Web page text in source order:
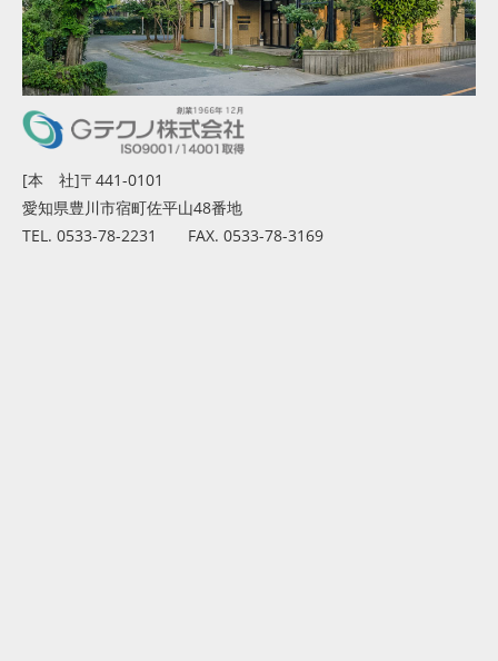
[本 社]〒441-0101
愛知県豊川市宿町佐平山48番地
TEL. 0533-78-2231 FAX. 0533-78-3169